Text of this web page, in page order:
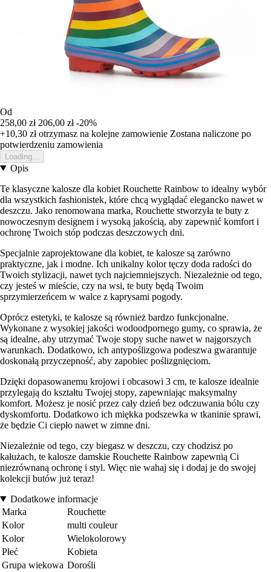
Od
258,00 zł 206,00 zł -20%
+10,30 złotrzymasz na kolejne zamowienie Zostana naliczone po
potwierdzeniu zamowienia
Loading...
Opis
Te klasyczne kalosze dla kobiet Rouchette Rainbow to idealny wybór
dla wszystkich fashionistek, które chcą wyglądać elegancko nawet w
deszczu. Jako renomowana marka, Rouchette stworzyła te buty z
nowoczesnym designem i wysoką jakością, aby zapewnić komfort i
ochronę Twoich stóp podczas deszczowych dni.
Specjalnie zaprojektowane dla kobiet, te kalosze są zarówno
praktyczne, jak i modne. Ich unikalny kolor tęczy doda radości do
Twoich stylizacji, nawet tych najciemniejszych. Niezależnie od tego,
czy jesteś w mieście, czy na wsi, te buty będą Twoim
sprzymierzeńcem w walce z kaprysami pogody.
Oprócz estetyki, te kalosze są również bardzo funkcjonalne.
Wykonane z wysokiej jakości wodoodpornego gumy, co sprawia, że
są idealne, aby utrzymać Twoje stopy suche nawet w najgorszych
warunkach. Dodatkowo, ich antypoślizgowa podeszwa gwarantuje
doskonałą przyczepność, aby zapobiec poślizgnięciom.
Dzięki dopasowanemu krojowi i obcasowi 3 cm, te kalosze idealnie
przylegają do kształtu Twojej stopy, zapewniając maksymalny
komfort. Możesz je nosić przez cały dzień bez odczuwania bólu czy
dyskomfortu. Dodatkowo ich miękka podszewka w tkaninie sprawi,
że będzie Ci ciepło nawet w zimne dni.
Niezależnie od tego, czy biegasz w deszczu, czy chodzisz po
kałużach, te kalosze damskie Rouchette Rainbow zapewnią Ci
niezrównaną ochronę i styl. Więc nie wahaj się i dodaj je do swojej
kolekcji butów już teraz!
Dodatkowe informacje
Marka
Rouchette
Kolor
multi couleur
Kolor
Wielokolorowy
Płeć
Kobieta
Grupa wiekowa Dorośli